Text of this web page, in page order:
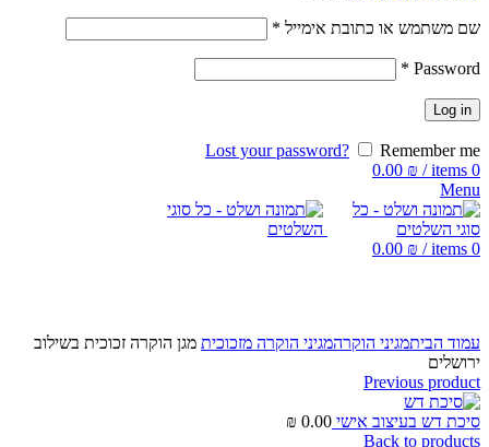
שם משתמש או כתובת אימייל *
Password
*
Log in
Lost your password?
Remember me
0
items
/
0.00 ₪
Menu
0
items
/
0.00 ₪
עמוד הביתמגיני הוקרהמגיני הוקרה מזכוכית מגן הוקרה זכוכית בשילוב
ירושלים
Previous product
סיכת דש בעיצוב אישי 0.00
₪
Back to products